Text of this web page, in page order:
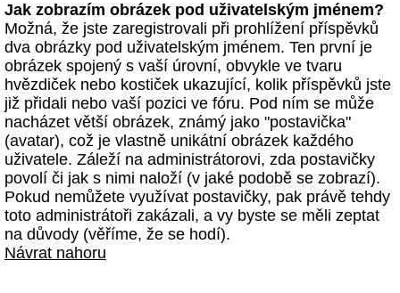
Jak zobrazím obrázek pod uživatelským jménem?
Možná, že jste zaregistrovali při prohlížení příspěvků
dva obrázky pod uživatelským jménem. Ten první je
obrázek spojený s vaší úrovní, obvykle ve tvaru
hvězdiček nebo kostiček ukazující, kolik příspěvků jste
již přidali nebo vaší pozici ve fóru. Pod ním se může
nacházet větší obrázek, známý jako "postavička"
(avatar), což je vlastně unikátní obrázek každého
uživatele. Záleží na administrátorovi, zda postavičky
povolí či jak s nimi naloží (v jaké podobě se zobrazí).
Pokud nemůžete využívat postavičky, pak právě tehdy
toto administrátoři zakázali, a vy byste se měli zeptat
na důvody (věříme, že se hodí).
Návrat nahoru